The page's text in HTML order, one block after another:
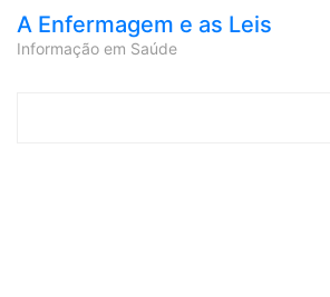
A Enfermagem e as Leis
Informação em Saúde